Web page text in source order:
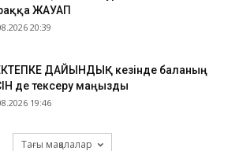
ЖАУАП
20:39
ДАЙЫНДЫҚ кезінде баланың
де тексеру маңызды
19:46
Тағы мақалалар